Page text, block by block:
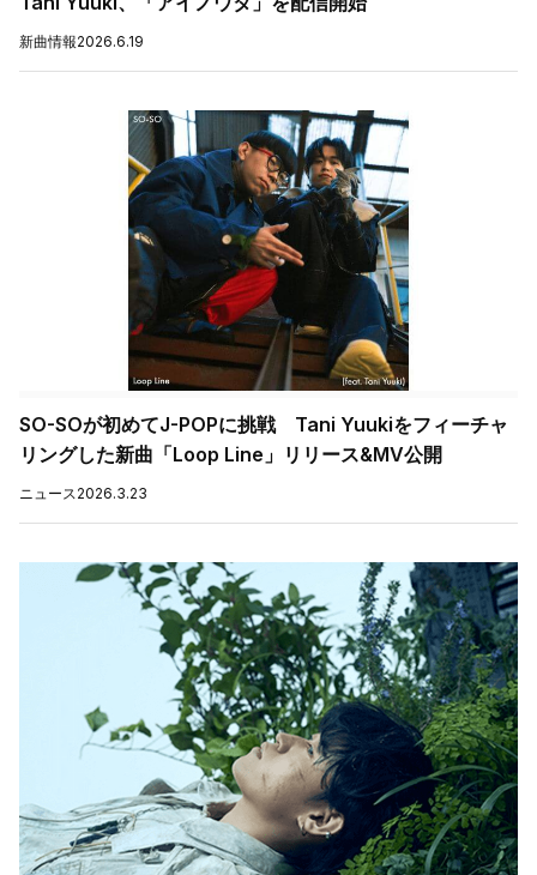
新曲情報2026.6.19
SO-SOが初めてJ-POPに挑戦 Tani Yuukiをフィーチャ
リングした新曲「Loop Line」リリース&MV公開
ニュース2026.3.23